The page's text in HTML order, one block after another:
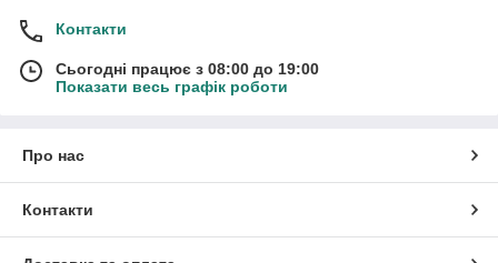
Контакти
Сьогодні працює з 08:00 до 19:00
Показати весь графік роботи
Про нас
Контакти